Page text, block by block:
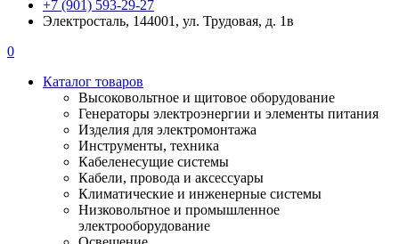
+7 (901) 593-29-27
Электросталь, 144001, ул. Трудовая, д. 1в
0
Каталог товаров
Высоковольтное и щитовое оборудование
Генераторы электроэнергии и элементы питания
Изделия для электромонтажа
Инструменты, техника
Кабеленесущие системы
Кабели, провода и аксессуары
Климатические и инженерные системы
Низковольтное и промышленное
электрооборудование